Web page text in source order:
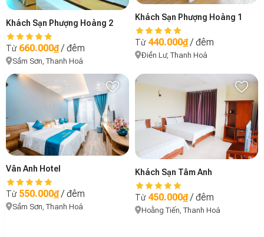
Khách Sạn Phượng Hoàng 2
Từ 660.000₫/ đêm
Sầm Sơn, Thanh Hoá
Khách Sạn Phượng Hoàng 1
Từ 440.000₫/ đêm
Điền Lư, Thanh Hoá
Vân Anh Hotel
Từ 550.000₫/ đêm
Sầm Sơn, Thanh Hoá
Khách Sạn Tâm Anh
Từ 450.000₫/ đêm
Hoằng Tiến, Thanh Hoá